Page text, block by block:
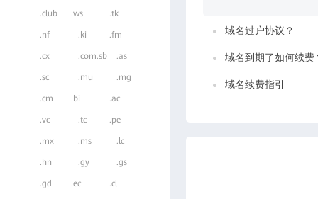
.club .ws .tk
.nf .ki .fm
.cx .com.sb .as
.sc .mu .mg
.cm .bi .ac
.vc .tc .pe
.mx .ms .lc
.hn .gy .gs
.gd .ec .cl
域名过户协议？
域名到期了如何续费
域名续费指引